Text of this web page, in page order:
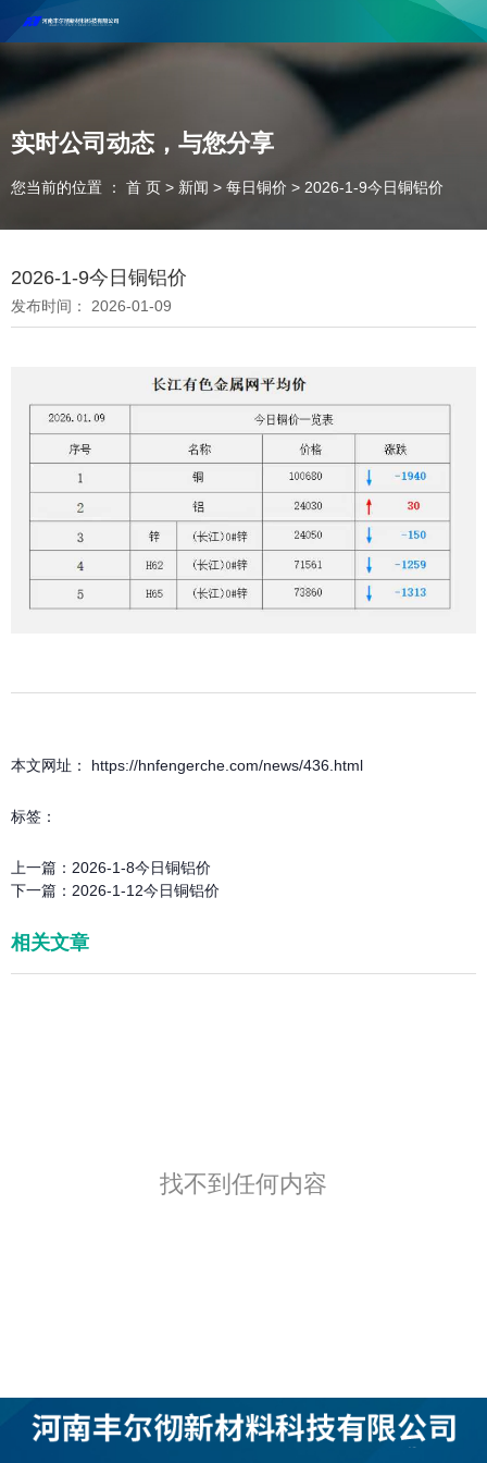
河南丰尔彻新材料科技有限公司欢迎合作咨询！
联系电话：18037947756
实时公司动态，与您分享
您当前的位置 ： 首 页 > 新闻 > 每日铜价 > 2026-1-9今日铜铝价
2026-1-9今日铜铝价
发布时间： 2026-01-09
本文网址： https://hnfengerche.com/news/436.html
标签：
上一篇： 2026-1-8今日铜铝价
下一篇： 2026-1-12今日铜铝价
相关文章
找不到任何内容